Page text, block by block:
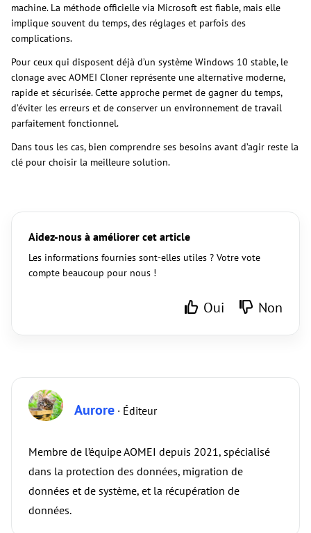
machine. La méthode officielle via Microsoft est fiable, mais elle
implique souvent du temps, des réglages et parfois des
complications.
Pour ceux qui disposent déjà d’un système Windows 10 stable, le
clonage avec AOMEI Cloner représente une alternative moderne,
rapide et sécurisée. Cette approche permet de gagner du temps,
d’éviter les erreurs et de conserver un environnement de travail
parfaitement fonctionnel.
Dans tous les cas, bien comprendre ses besoins avant d’agir reste la
clé pour choisir la meilleure solution.
Aidez-nous à améliorer cet article
Les informations fournies sont-elles utiles ? Votre vote
compte beaucoup pour nous !
Oui Non
Aurore · Éditeur
Membre de l’équipe AOMEI depuis 2021, spécialisé
dans la protection des données, migration de
données et de système, et la récupération de
données.